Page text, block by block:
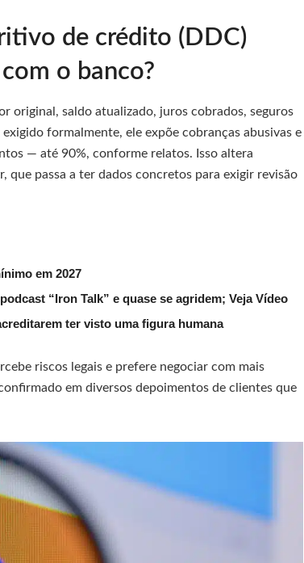
de crédito (DDC)
o banco?
original, saldo atualizado, juros cobrados, seguros
formalmente, ele expõe cobranças abusivas e
— até 90%, conforme relatos. Isso altera
passa a ter dados concretos para exigir revisão
em 2027
“Iron Talk” e quase se agridem; Veja Vídeo
ter visto uma figura humana
riscos legais e prefere negociar com mais
em diversos depoimentos de clientes que